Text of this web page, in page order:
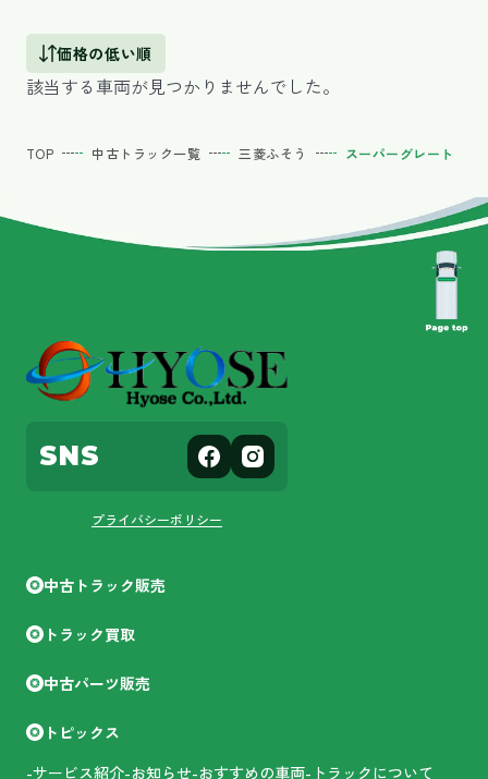
価格の低い順
該当する車両が見つかりませんでした。
TOP 中古トラック一覧 三菱ふそう スーパーグレート
SNS
プライバシーポリシー
中古トラック販売
トラック買取
中古パーツ販売
トピックス
-サービス紹介-お知らせ-おすすめの車両-トラックについて